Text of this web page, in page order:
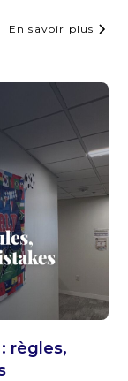
En savoir plus
règles,